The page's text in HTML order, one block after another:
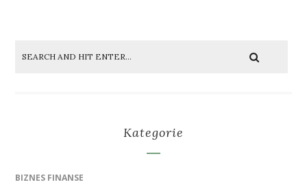
Kategorie
BIZNES FINANSE